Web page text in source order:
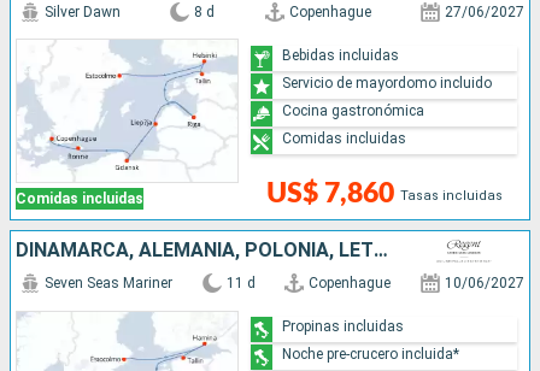
Comidas incluidas
Silver Dawn 8 d Copenhague 27/06/2027
US$ 7,860 Tasas incluidas
Bebidas incluidas
Servicio de mayordomo incluido
Cocina gastronómica
Comidas incluidas
DINAMARCA, ALEMANIA, POLONIA, LETONIA, ESTONIA, FINLANDIA, SUECIA
Seven Seas Mariner 11 d Copenhague 10/06/2027
Propinas incluidas
Noche pre-crucero incluida*